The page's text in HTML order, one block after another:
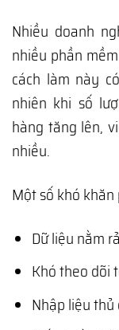
Nhiều doanh
nhiều phần
cách làm này
nhiên khi số
hàng tăng lên,
nhiều.
Một số khó
Dữ liệu nằm
Khó theo dõi
Nhập liệu thủ